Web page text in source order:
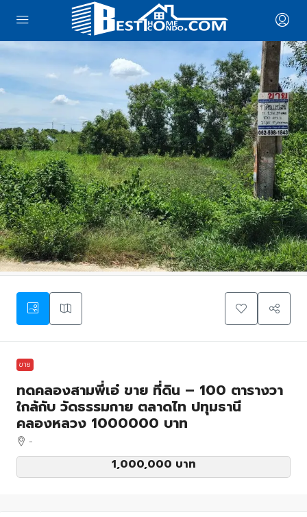
ขาย
ทดคลองสามพี่เอ๋ ขาย ที่ดิน – 100 ตารางวา
ใกล้กับ วัดธรรมกาย ตลาดไท ปทุมธานี
คลองหลวง 1000000 บาท
-
1,000,000 บาท